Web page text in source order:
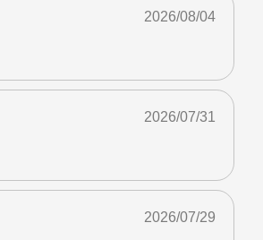
2026/08/04
2026/07/31
2026/07/29